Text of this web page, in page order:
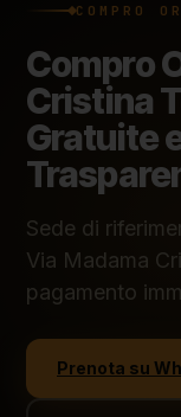
COMPRO
Compro
Cristina
Gratuite
Sede di
Via Madama
pagamento
Prenota su